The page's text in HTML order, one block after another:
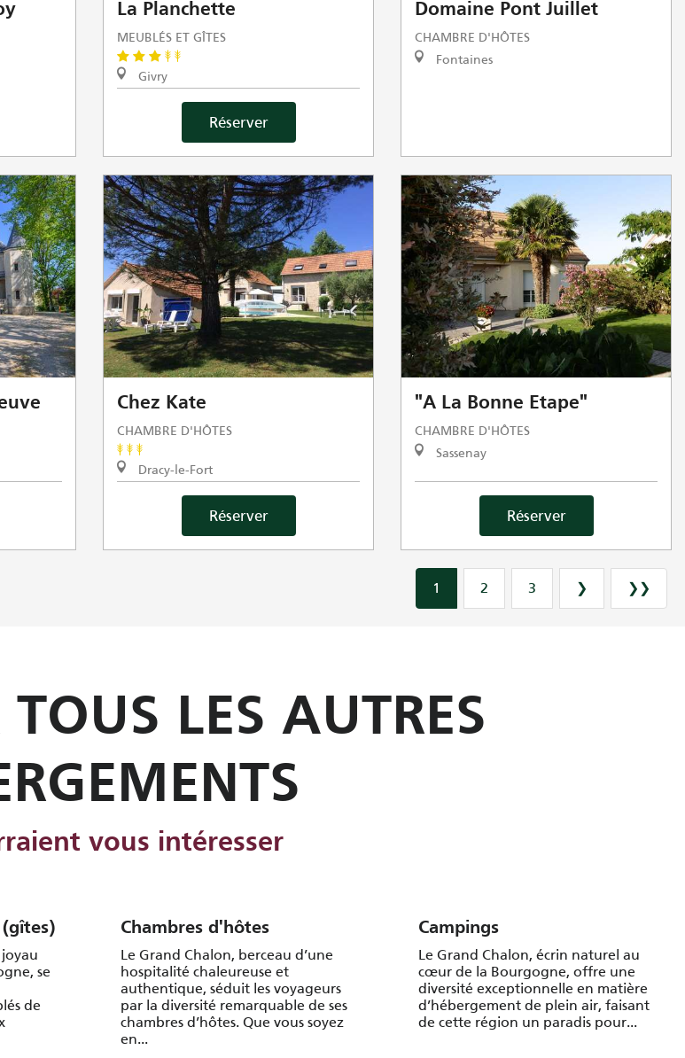
La Planchette
MEUBLÉS ET GÎTES
Givry
Réserver
Domaine Pont Juillet
CHAMBRE D'HÔTES
Fontaines
Chez Kate
CHAMBRE D'HÔTES
Dracy-le-Fort
Réserver
"A La Bonne Etape"
CHAMBRE D'HÔTES
Sassenay
Réserver
1 2 3 ❯ ❯❯
LES AUTRES
vous intéresser
se
de
Chambres d'hôtes
Le Grand Chalon, berceau d’une
hospitalité chaleureuse et
authentique, séduit les voyageurs
par la diversité remarquable de ses
chambres d’hôtes. Que vous soyez
en...
Campings
Le Grand Chalon, écrin naturel au
cœur de la Bourgogne, offre une
diversité exceptionnelle en matière
d’hébergement de plein air, faisant
de cette région un paradis pour...